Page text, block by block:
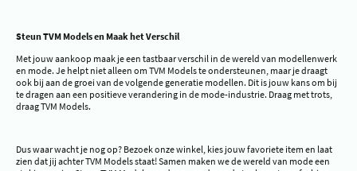
Steun TVM Models en Maak het Verschil
Met jouw aankoop maak je een tastbaar verschil in de wereld van modellenwerk
en mode. Je helpt niet alleen om TVM Models te ondersteunen, maar je draagt
ook bij aan de groei van de volgende generatie modellen. Dit is jouw kans om bij
te dragen aan een positieve verandering in de mode-industrie. Draag met trots,
draag TVM Models.
Dus waar wacht je nog op? Bezoek onze winkel, kies jouw favoriete item en laat
zien dat jij achter TVM Models staat! Samen maken we de wereld van mode een